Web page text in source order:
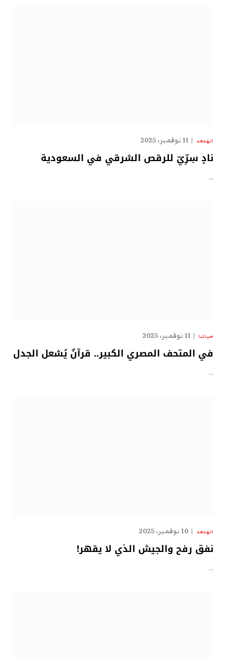
الهدهد 11 نوفمبر، 2025
نادٍ سِرِّيّ للرقص الشرقي في السعودية
…
حياتنا 11 نوفمبر، 2025
في المتحف المصري الكبير.. قرآنٌ يُشعل الجدل
…
الهدهد 10 نوفمبر، 2025
نفق رفح والجيش الذي لا يقهر!
…